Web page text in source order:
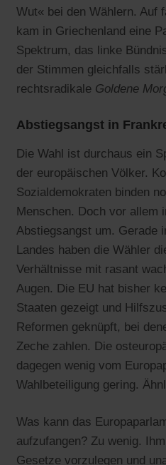
Wut« bei den Wählern. Auf
kam in Griechenland eine
Spektrum, das linke
der Stimmen gleichfalls
rechtsradikale Goldene
Abstiegsangst in
Die Wahl ist durchaus ein
der europäischen Völker.
Sozialdemokraten binden
Menschen. Doch vor allem
Abstiegsangst um. Gerade
Landes haben die Wähler
Verhältnisse mit rasant
Augen. Die EU hat bisher
Staaten gezeigt und
Reformen geknüpft, bei
Zeche zahlen. Die
dagegen wenig vom
Wahlbeteiligung gering.
Was kann das
aufzufangen? Zu wenig.
Gesetze vorzulegen und